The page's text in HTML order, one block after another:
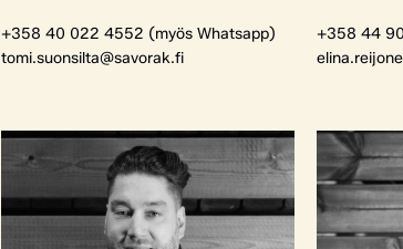
+358 40 022 4552 (myös Whatsapp)
tomi.suonsilta@savorak.fi
+358 44